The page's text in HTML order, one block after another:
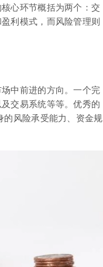
心环节概括为两个：交
利模式，而风险管理则
中前进的方向。一个完
交易系统等等。优秀的
风险承受能力、资金规